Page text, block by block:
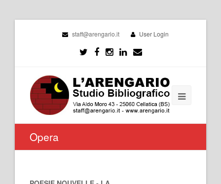
staff@arengario.it User Login
Opera